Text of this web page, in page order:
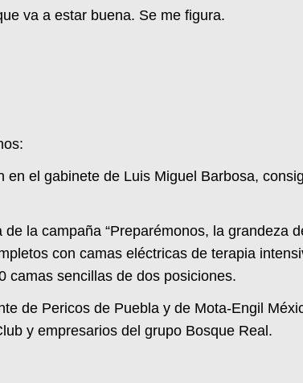
va a estar buena. Se me figura.
el gabinete de Luis Miguel Barbosa,
la campaña “Preparémonos, la grandeza
con camas eléctricas de terapia
camas sencillas de dos posiciones.
de Pericos de Puebla y de Mota-Engil
y empresarios del grupo Bosque Real.